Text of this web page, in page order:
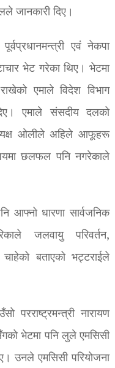
जानकारी दिए।
एवं नेकपा
भेट गरेका थिए। भेटमा
एमाले विदेश विभाग
एमाले संसदीय दलको
ओलीले अहिले आफूहरू
छलफल पनि नगरेकाले
धारणा सार्वजनिक
जलवायु परिवर्तन,
बताएको भट्टराईले
परराष्ट्रमन्त्री नारायण
भेटमा पनि लुले एमसिसी
उनले एमसिसी परियोजना